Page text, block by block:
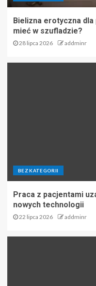
Bielizna erotyczna
mieć w szufladzie?
28 lipca 2026 addminr
BEZ KATEGORII
Praca z pacjentami
nowych technologii
22 lipca 2026 addminr